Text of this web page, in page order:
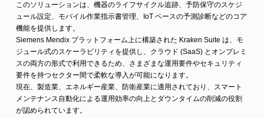
このソリューションは、機器のライフサイクル追跡、予防保守のスケジ
ュール設定、モバイル作業指示書管理、IoT ベースの予測診断などのコア
機能を提供します。
Siemens Mendix プラットフォーム上に構築された Kraken Suite は、モ
ジュール式のスケーラビリティを提供し、クラウド (SaaS) とオンプレミ
スの両方の形式で利用できるため、さまざまな運用要件やセキュリティ
要件を持つセクター間で柔軟な導入が可能になります。
現在、製造業、エネルギー産業、防衛産業に適用されており、スマート
メンテナンス自動化による運用効率の向上とダウンタイムの削減の役割
が認められています。